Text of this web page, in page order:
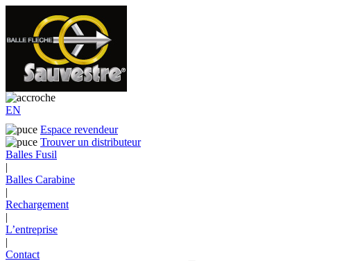
EN
Espace revendeur
Trouver un distributeur
Balles Fusil
|
Balles Carabine
|
Rechargement
|
L’entreprise
|
Contact